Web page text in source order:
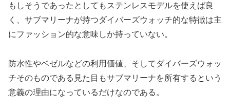
もしそうであったとしてもステンレスモデルを使えば良
く、サブマリーナが持つダイバーズウォッチ的な特徴は主
にファッション的な意味しか持っていない。
防水性やベゼルなどの利用価値、そしてダイバーズウォッ
チそのものである見た目もサブマリーナを所有するという
意義の理由になっているだけなのである。